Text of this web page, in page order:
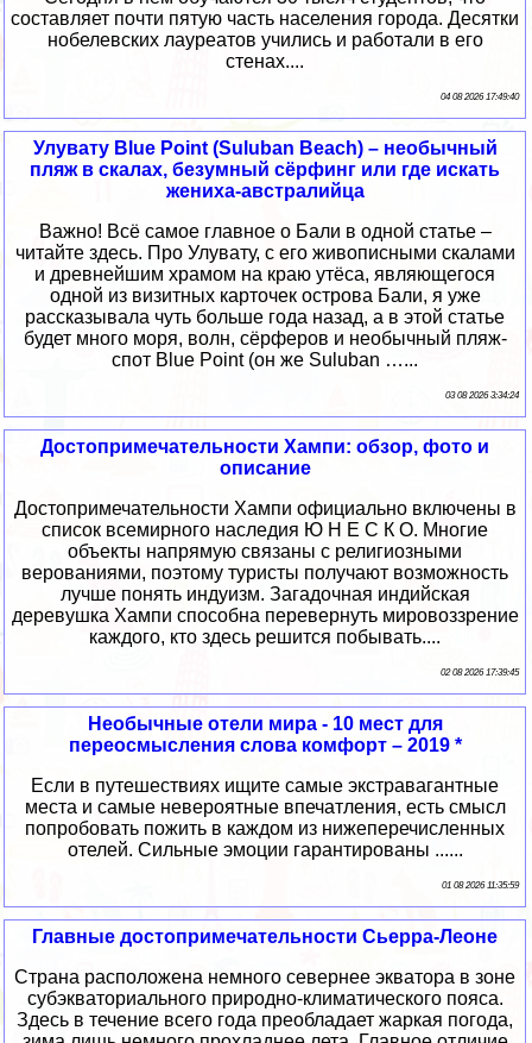
составляет почти пятую часть населения города. Десятки
нобелевских лауреатов учились и работали в его
стенах....
04 08 2026 17:49:40
Улувату Blue Point (Suluban Beach) – необычный
пляж в скалах, безумный сёрфинг или где искать
жениха-австралийца
Важно! Всё самое главное о Бали в одной статье –
читайте здесь. Про Улувату, с его живописными скалами
и древнейшим храмом на краю утёса, являющегося
одной из визитных карточек острова Бали, я уже
рассказывала чуть больше года назад, а в этой статье
будет много моря, волн, сёрферов и необычный пляж-
спот Blue Point (он же Suluban …...
03 08 2026 3:34:24
Достопримечательности Хампи: обзор, фото и
описание
Достопримечательности Хампи официально включены в
список всемирного наследия Ю Н Е С К О. Многие
объекты напрямую связаны с религиозными
верованиями, поэтому туристы получают возможность
лучше понять индуизм. Загадочная индийская
деревушка Хампи способна перевернуть мировоззрение
каждого, кто здесь решится побывать....
02 08 2026 17:39:45
Необычные отели мира - 10 мест для
переосмысления слова комфорт – 2019 *
Если в путешествиях ищите самые экстравагантные
места и самые невероятные впечатления, есть смысл
попробовать пожить в каждом из нижеперечисленных
отелей. Сильные эмоции гарантированы ......
01 08 2026 11:35:59
Главные достопримечательности Сьерра-Леоне
Страна расположена немного севернее экватора в зоне
субэкваториального природно-климатического пояса.
Здесь в течение всего года преобладает жаркая погода,